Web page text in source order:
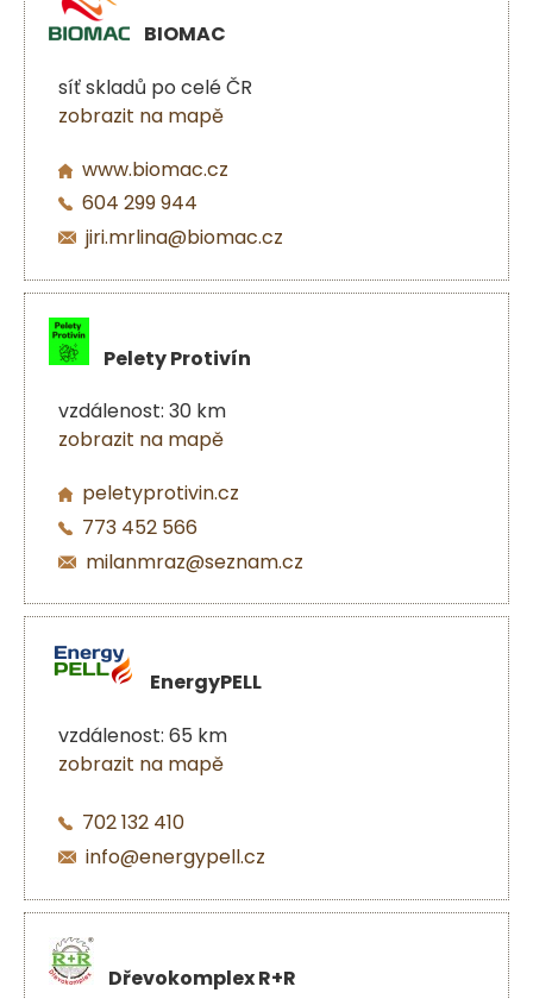
BIOMAC
síť skladů po celé ČR
zobrazit na mapě
www.biomac.cz
604 299 944
jiri.mrlina@biomac.cz
Pelety Protivín
vzdálenost: 30 km
zobrazit na mapě
peletyprotivin.cz
773 452 566
milanmraz@seznam.cz
EnergyPELL
vzdálenost: 65 km
zobrazit na mapě
702 132 410
info@energypell.cz
Dřevokomplex R+R